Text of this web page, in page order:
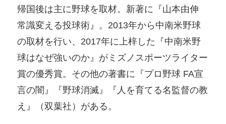
帰国後は主に野球を取材。新著に『山本由伸
常識変える投球術』。2013年から中南米野球
の取材を行い、2017年に上梓した『中南米野
球はなぜ強いのか』がミズノスポーツライター
賞の優秀賞。その他の著書に『プロ野球 FA宣
言の闇』『野球消滅』『人を育てる名監督の教
え』（双葉社）がある。